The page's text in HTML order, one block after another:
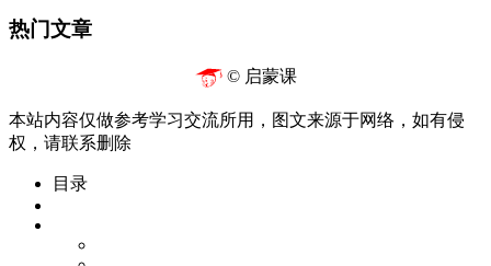
热门文章
© 启蒙课
本站内容仅做参考学习交流所用，图文来源于网络，如有侵
权，请联系删除
目录